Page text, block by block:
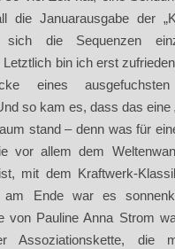
die Januarausgabe der
sich die Sequenzen
Letztlich bin ich erst
eines ausgefuchsten
so kam es, dass das eine
stand – denn was für
vor allem dem
mit dem Kraftwerk-
am Ende war es
von Pauline Anna Strom
Assoziationskette, die